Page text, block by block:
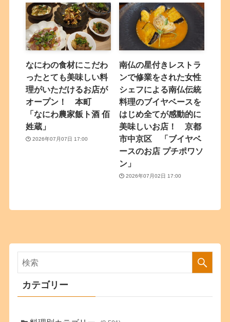
なにわの食材にこだわ
ったとても美味しい料
理がいただけるお店が
オープン！ 本町
「なにわ農家飯ト酒 佰
姓蔵」
2026年07月07日 17:00
南仏の星付きレストラ
ンで修業をされた女性
シェフによる南仏伝統
料理のブイヤベースを
はじめ全てが感動的に
美味しいお店！ 京都
市中京区 「ブイヤベ
ースのお店 プチポワソ
ン」
2026年07月02日 17:00
カテゴリー